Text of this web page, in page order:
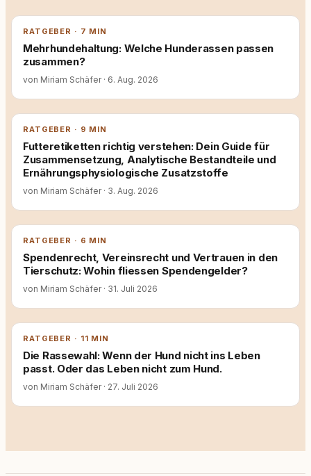
RATGEBER · 7 MIN
Mehrhundehaltung: Welche Hunderassen passen
zusammen?
von Miriam Schäfer · 6. Aug. 2026
RATGEBER · 9 MIN
Futteretiketten richtig verstehen: Dein Guide für
Zusammensetzung, Analytische Bestandteile und
Ernährungsphysiologische Zusatzstoffe
von Miriam Schäfer · 3. Aug. 2026
RATGEBER · 6 MIN
Spendenrecht, Vereinsrecht und Vertrauen in den
Tierschutz: Wohin fliessen Spendengelder?
von Miriam Schäfer · 31. Juli 2026
RATGEBER · 11 MIN
Die Rassewahl: Wenn der Hund nicht ins Leben
passt. Oder das Leben nicht zum Hund.
von Miriam Schäfer · 27. Juli 2026